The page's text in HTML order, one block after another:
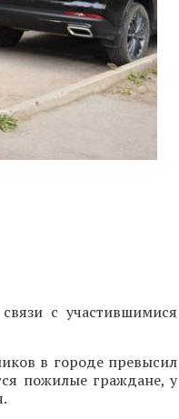
с участившимися
в городе превысил
пожилые граждане, у